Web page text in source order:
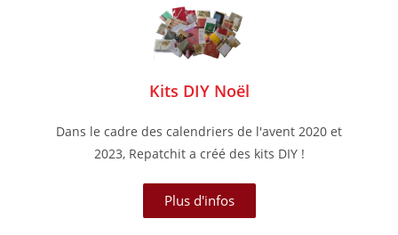
Kits DIY Noël
Dans le cadre des calendriers de l'avent 2020 et
2023, Repatchit a créé des kits DIY !
Plus d'infos